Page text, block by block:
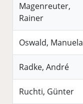
Magenreuter,
Rainer
Oswald, Manuela
Radke, André
Ruchti, Günter